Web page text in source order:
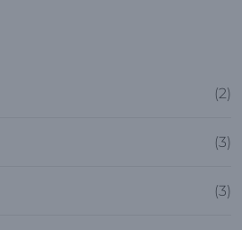
(2)
(3)
(3)